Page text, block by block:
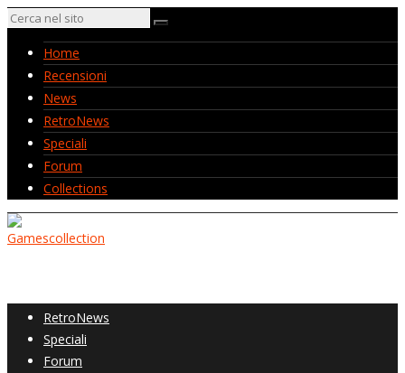
Home
Recensioni
News
RetroNews
Speciali
Forum
Collections
RetroNews
Speciali
Forum